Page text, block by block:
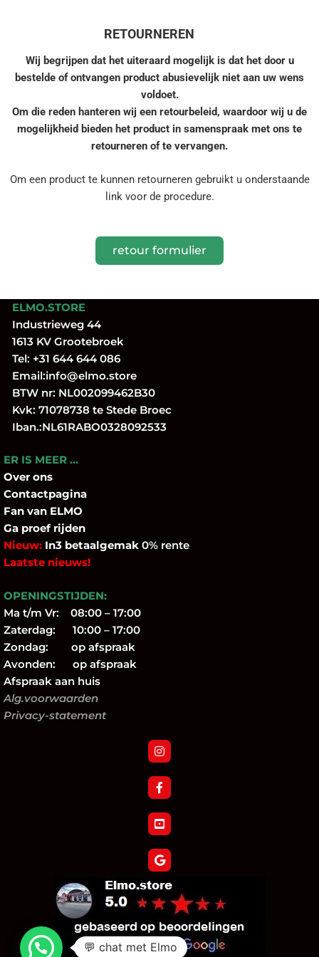
RETOURNEREN
Wij begrijpen dat het uiteraard mogelijk is dat het door u
bestelde of ontvangen product abusievelijk niet aan uw wens
voldoet.
Om die reden hanteren wij een retourbeleid, waardoor wij u de
mogelijkheid bieden het product in samenspraak met ons te
retourneren of te vervangen.
Om een product te kunnen retourneren gebruikt u onderstaande
link voor de procedure.
retour formulier
ELMO.STORE
Industrieweg 44
1613 KV Grootebroek
Tel: +31 644 644 086
Email:info@elmo.store
BTW nr: NL002099462B30
Kvk: 71078738 te Stede Broec
Iban.:NL61RABO0328092533
ER IS MEER …
Over ons
Contactpagina
Fan van ELMO
Ga proef rijden
Nieuw: In3 betaalgemak 0% rente
Laatste nieuws!
OPENINGSTIJDEN:
Ma t/m Vr: 08:00 – 17:00
Zaterdag: 10:00 – 17:00
Zondag: op afspraak
Avonden: op afspraak
Afspraak aan huis
Alg.voorwaarden
Privacy-statement
💬 chat met Elmo